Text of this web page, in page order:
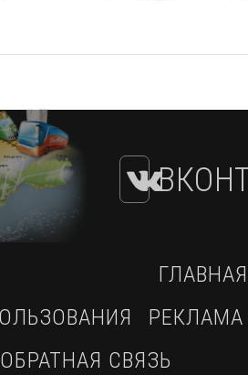
ГЛАВНАЯ
РЕКЛАМА
ОБРАТНАЯ СВЯЗЬ